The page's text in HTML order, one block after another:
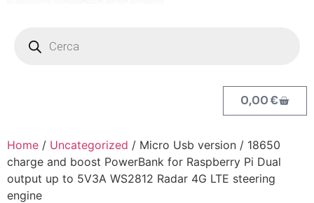
0,00€
Home / Uncategorized / Micro Usb version / 18650
charge and boost PowerBank for Raspberry Pi Dual
output up to 5V3A WS2812 Radar 4G LTE steering
engine